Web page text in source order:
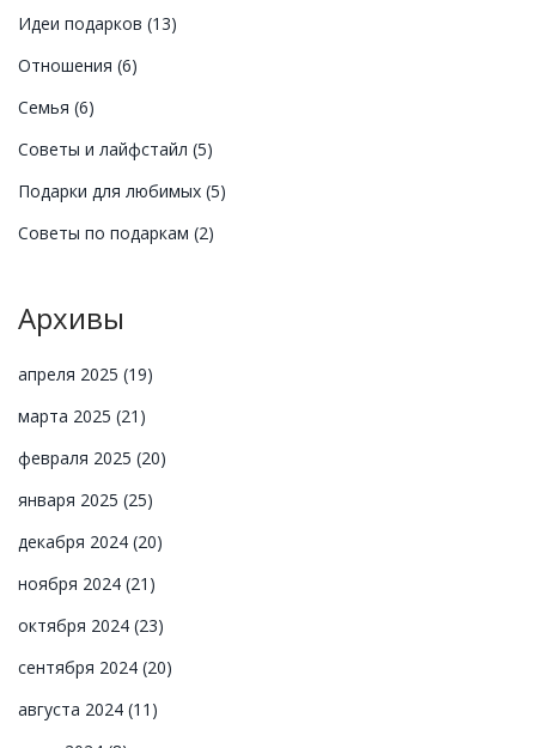
Идеи подарков (13)
Отношения (6)
Семья (6)
Советы и лайфстайл (5)
Подарки для любимых (5)
Советы по подаркам (2)
Архивы
апреля 2025 (19)
марта 2025 (21)
февраля 2025 (20)
января 2025 (25)
декабря 2024 (20)
ноября 2024 (21)
октября 2024 (23)
сентября 2024 (20)
августа 2024 (11)